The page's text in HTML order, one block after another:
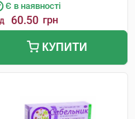
Є в наявності
60.50 грн
КУПИТИ